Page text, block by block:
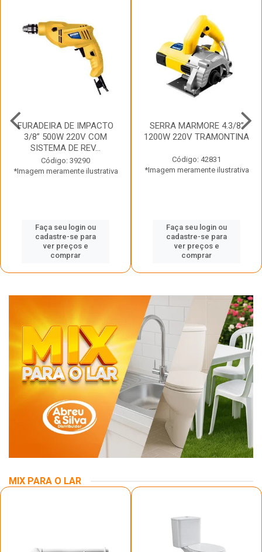
FURADEIRA DE IMPACTO
3/8” 500W 220V COM
SISTEMA DE REV...
Código: 39290
*Imagem meramente ilustrativa
Faça seu login ou
cadastre-se para
ver preços e
comprar
SERRA MARMORE 4.3/8”
1200W 220V TRAMONTINA
Código: 42831
*Imagem meramente ilustrativa
Faça seu login ou
cadastre-se para
ver preços e
comprar
MIX PARA O LAR